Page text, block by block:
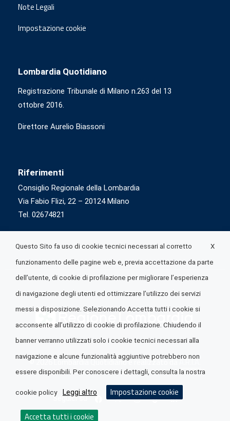
Note Legali
Impostazione cookie
Lombardia Quotidiano
Registrazione Tribunale di Milano n.263 del 13
ottobre 2016.
Direttore Aurelio Biassoni
Riferimenti
Consiglio Regionale della Lombardia
Via Fabio Flizi, 22 – 20124 Milano
Tel. 02674821
© 2026 Lombardia Quotidiano è realizzato daA.R.I.A.
Seguici su
X
Questo Sito fa uso di cookie tecnici necessari al corretto
funzionamento delle pagine web e, previa accettazione da parte
dell’utente, di cookie di profilazione per migliorare l’esperienza
di navigazione degli utenti ed ottimizzare l’utilizzo dei servizi
messi a disposizione. Selezionando Accetta tutti i cookie si
acconsente all’utilizzo di cookie di profilazione. Chiudendo il
banner verranno utilizzati solo i cookie tecnici necessari alla
navigazione e alcune funzionalità aggiuntive potrebbero non
essere disponibili. Per conoscere i dettagli, consulta la nostra
cookie policy Leggi altro Impostazione cookie
Accetta tutti i cookie